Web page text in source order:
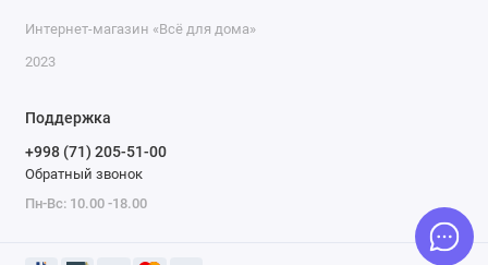
Интернет-магазин «Всё для дома»
2023
Поддержка
+998 (71) 205-51-00
Обратный звонок
Пн-Вс: 10.00 -18.00